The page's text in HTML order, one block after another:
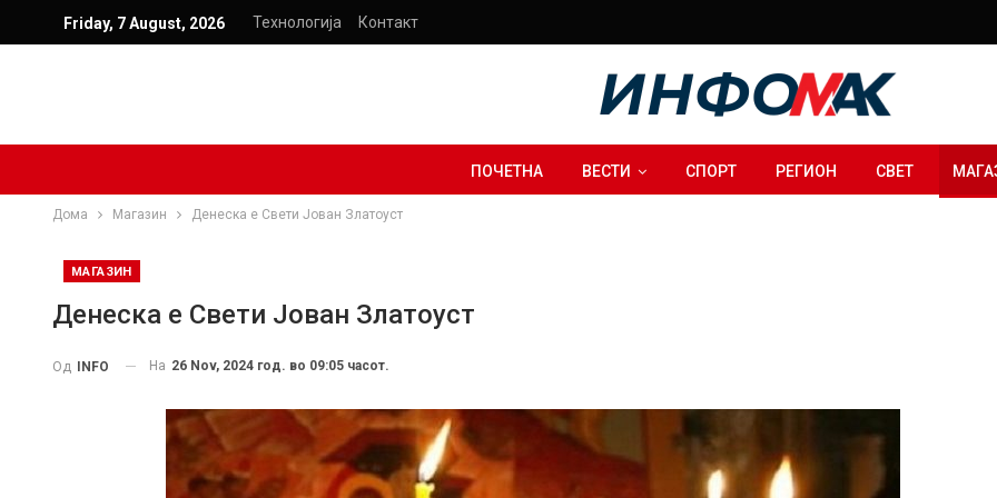
Friday, 7 August, 2026 Технологија Контакт
ПОЧЕТНА ВЕСТИ СПОРТ РЕГИОН СВЕТ
Дома Магазин Денеска е Свети Јован Златоуст
МАГАЗИН
Денеска е Свети Јован Златоуст
Од INFO На 26 Nov, 2024 год. во 09:05 часот.